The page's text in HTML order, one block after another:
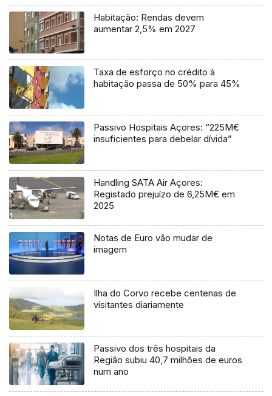
Habitação: Rendas devem
aumentar 2,5% em 2027
Taxa de esforço no crédito à
habitação passa de 50% para 45%
Passivo Hospitais Açores: “225M€
insuficientes para debelar dívida”
Handling SATA Air Açores:
Registado prejuízo de 6,25M€ em
2025
Notas de Euro vão mudar de
imagem
Ilha do Corvo recebe centenas de
visitantes diariamente
Passivo dos três hospitais da
Região subiu 40,7 milhões de euros
num ano